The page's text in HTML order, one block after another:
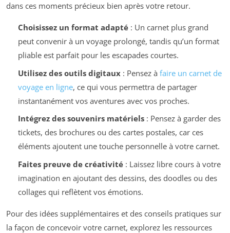
dans ces moments précieux bien après votre retour.
Choisissez un format adapté: Un carnet plus grand
peut convenir à un voyage prolongé, tandis qu’un format
pliable est parfait pour les escapades courtes.
Utilisez des outils digitaux: Pensez à faire un carnet de
voyage en ligne, ce qui vous permettra de partager
instantanément vos aventures avec vos proches.
Intégrez des souvenirs matériels: Pensez à garder des
tickets, des brochures ou des cartes postales, car ces
éléments ajoutent une touche personnelle à votre carnet.
Faites preuve de créativité: Laissez libre cours à votre
imagination en ajoutant des dessins, des doodles ou des
collages qui reflètent vos émotions.
Pour des idées supplémentaires et des conseils pratiques sur
la façon de concevoir votre carnet, explorez les ressources